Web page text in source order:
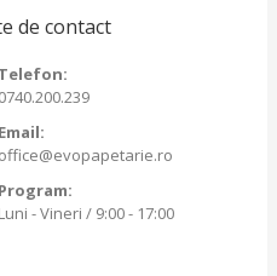
de contact
Telefon:
0740.200.239
Email:
office@evopapetarie.ro
Program:
Luni - Vineri / 9:00 - 17:00